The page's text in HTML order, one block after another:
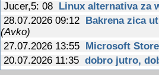
Jucer,5: 08
Linux alternativa za
28.07.2026 09:12
Bakrena zica
(Avko)
27.07.2026 13:55
Microsoft
20.07.2026 11:35 dobro jutro,